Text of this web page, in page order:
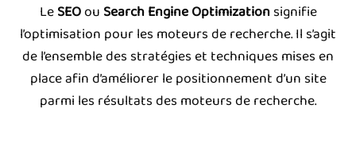
LeSEOou Search Engine Optimizationsignifie
l’optimisation pour les moteurs de recherche. Il s’agit
de l’ensemble des stratégies et techniques mises en
place afin d’améliorer le positionnement d’un site
parmi les résultats des moteurs de recherche.